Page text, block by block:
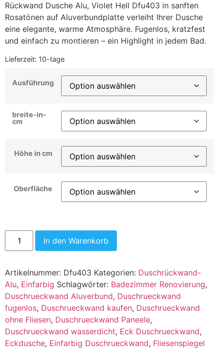
Rückwand Dusche Alu, Violet Hell Dfu403 in sanften
Rosatönen auf Aluverbundplatte verleiht Ihrer Dusche
eine elegante, warme Atmosphäre. Fugenlos, kratzfest
und einfach zu montieren – ein Highlight in jedem Bad.
Lieferzeit: 10-tage
Ausführung
breite-in-
cm
Höhe in cm
Oberfläche
In den Warenkorb
Artikelnummer: Dfu403 Kategorien: Duschrückwand-
Alu, Einfarbig Schlagwörter: Badezimmer Renovierung,
Duschrueckwand Aluverbund, Duschrueckwand
fugenlos, Duschrueckwand kaufen, Duschrueckwand
ohne Fliesen, Duschrueckwand Paneele,
Duschrueckwand wasserdicht, Eck Duschrueckwand,
Eckdusche, Einfarbig Duschrueckwand, Fliesenspiegel